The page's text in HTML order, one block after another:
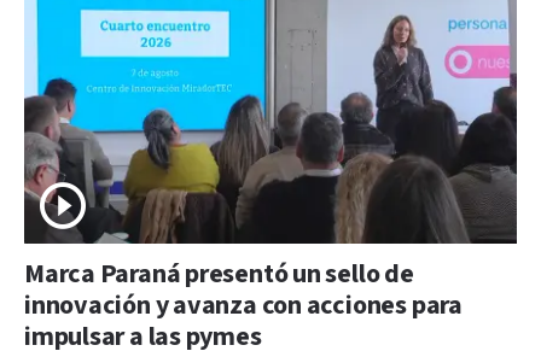
Marca Paraná presentó un sello de
innovación y avanza con acciones para
impulsar a las pymes